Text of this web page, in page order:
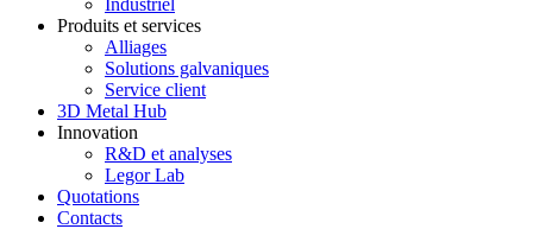
Industriel
Produits et services
Alliages
Solutions galvaniques
Service client
3D Metal Hub
Innovation
R&D et analyses
Legor Lab
Quotations
Contacts